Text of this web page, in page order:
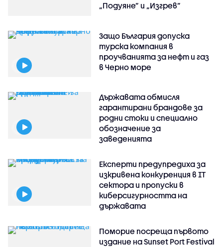
„Подуяне” и „Изгрев”
Защо България допуска
турска компания в
проучванията за нефт и газ
в Черно море
Държавата обмисля
гарантирани брандове за
родни стоки и специално
обозначение за
заведенията
Експерти предупредиха за
изкривена конкуренция в IT
сектора и пропуски в
киберсигурността на
държавата
Поморие посреща първото
издание на Sunset Port Festival